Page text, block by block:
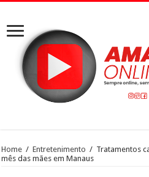
Home / Entretenimento / Tratamentos
mês das mães em Manaus